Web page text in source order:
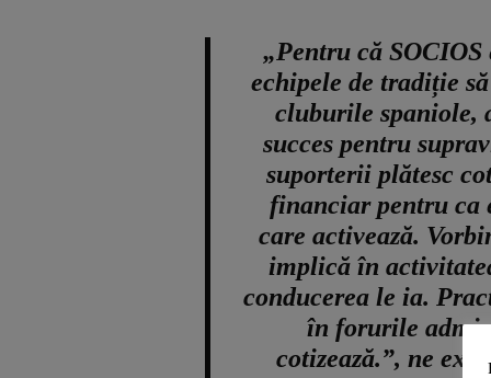
„Pentru că
echipele de tradiție
cluburile spaniole,
succes pentru
suporterii plătesc
financiar pentru ca
care activează.
implică în
conducerea le ia.
în forurile
cotizează.”, ne